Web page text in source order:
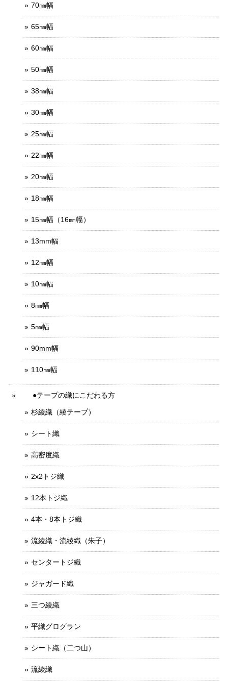
70㎜幅
65㎜幅
60㎜幅
50㎜幅
38㎜幅
30㎜幅
25㎜幅
22㎜幅
20㎜幅
18㎜幅
15㎜幅（16㎜幅）
13mm幅
12㎜幅
10㎜幅
8㎜幅
5㎜幅
90mm幅
110㎜幅
●テープの織にこだわる方
杉綾織（綾テープ）
シート織
高密度織
2x2トジ織
12本トジ織
4本・8本トジ織
流綾織・流綾織（朱子）
センタートジ織
ジャガード織
三つ綾織
平織グログラン
シート織（二つ山）
流綾織